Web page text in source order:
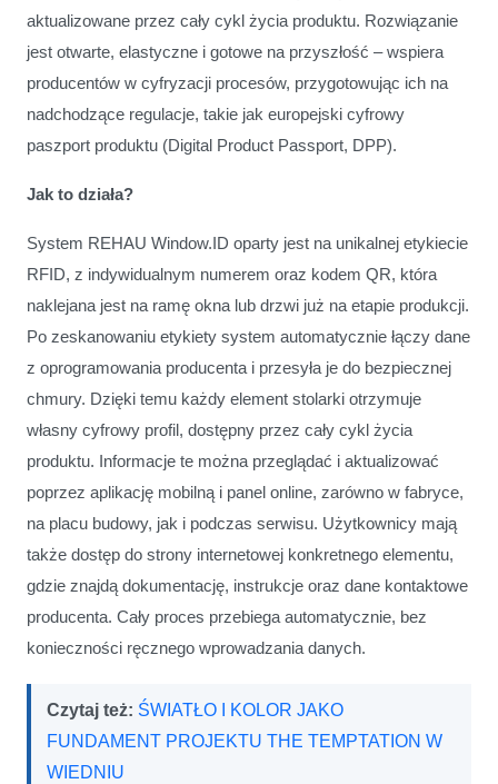
aktualizowane przez cały cykl życia produktu. Rozwiązanie
jest otwarte, elastyczne i gotowe na przyszłość – wspiera
producentów w cyfryzacji procesów, przygotowując ich na
nadchodzące regulacje, takie jak europejski cyfrowy
paszport produktu (Digital Product Passport, DPP).
Jak to działa?
System REHAU Window.ID oparty jest na unikalnej etykiecie
RFID, z indywidualnym numerem oraz kodem QR, która
naklejana jest na ramę okna lub drzwi już na etapie produkcji.
Po zeskanowaniu etykiety system automatycznie łączy dane
z oprogramowania producenta i przesyła je do bezpiecznej
chmury. Dzięki temu każdy element stolarki otrzymuje
własny cyfrowy profil, dostępny przez cały cykl życia
produktu. Informacje te można przeglądać i aktualizować
poprzez aplikację mobilną i panel online, zarówno w fabryce,
na placu budowy, jak i podczas serwisu. Użytkownicy mają
także dostęp do strony internetowej konkretnego elementu,
gdzie znajdą dokumentację, instrukcje oraz dane kontaktowe
producenta. Cały proces przebiega automatycznie, bez
konieczności ręcznego wprowadzania danych.
Czytaj też: ŚWIATŁO I KOLOR JAKO
FUNDAMENT PROJEKTU THE TEMPTATION W
WIEDNIU